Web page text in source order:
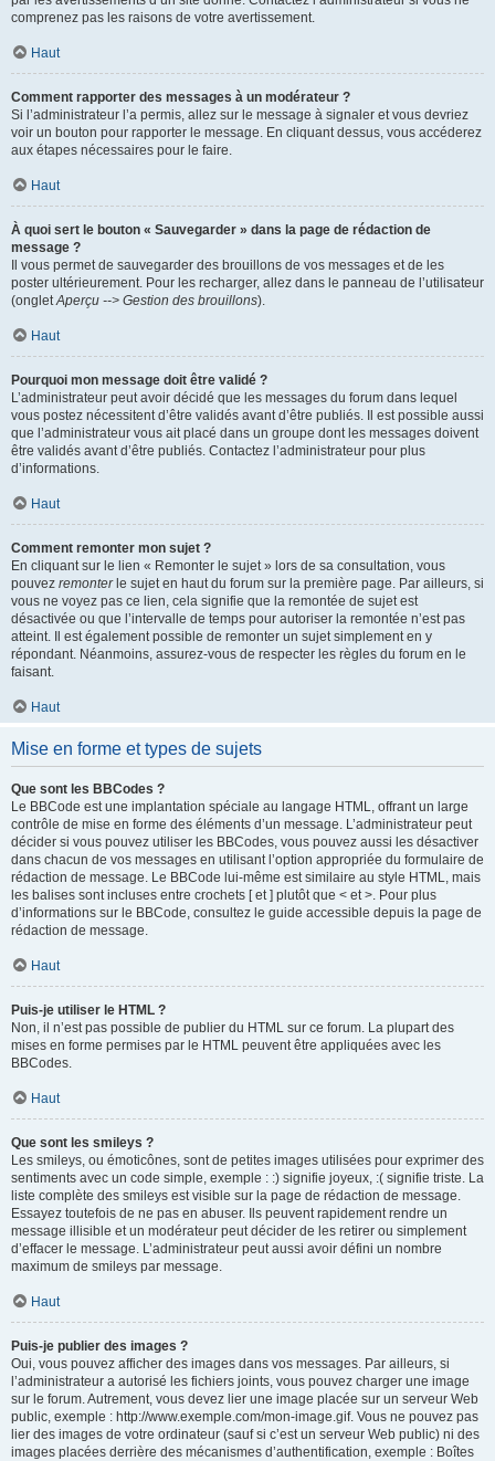
comprenez pas les raisons de votre avertissement.
Haut
Comment rapporter des messages à un modérateur ?
Si l’administrateur l’a permis, allez sur le message à signaler et vous devriez
voir un bouton pour rapporter le message. En cliquant dessus, vous accéderez
aux étapes nécessaires pour le faire.
Haut
À quoi sert le bouton « Sauvegarder » dans la page de rédaction de
message ?
Il vous permet de sauvegarder des brouillons de vos messages et de les
poster ultérieurement. Pour les recharger, allez dans le panneau de l’utilisateur
(ongletAperçu --> Gestion des brouillons).
Haut
Pourquoi mon message doit être validé ?
L’administrateur peut avoir décidé que les messages du forum dans lequel
vous postez nécessitent d’être validés avant d’être publiés. Il est possible aussi
que l’administrateur vous ait placé dans un groupe dont les messages doivent
être validés avant d’être publiés. Contactez l’administrateur pour plus
d’informations.
Haut
Comment remonter mon sujet ?
En cliquant sur le lien « Remonter le sujet » lors de sa consultation, vous
pouvez remonterle sujet en haut du forum sur la première page. Par ailleurs, si
vous ne voyez pas ce lien, cela signifie que la remontée de sujet est
désactivée ou que l’intervalle de temps pour autoriser la remontée n’est pas
atteint. Il est également possible de remonter un sujet simplement en y
répondant. Néanmoins, assurez-vous de respecter les règles du forum en le
faisant.
Haut
Mise en forme et types de sujets
Que sont les BBCodes ?
Le BBCode est une implantation spéciale au langage HTML, offrant un large
contrôle de mise en forme des éléments d’un message. L’administrateur peut
décider si vous pouvez utiliser les BBCodes, vous pouvez aussi les désactiver
dans chacun de vos messages en utilisant l’option appropriée du formulaire de
rédaction de message. Le BBCode lui-même est similaire au style HTML, mais
les balises sont incluses entre crochets [ et ] plutôt que < et >. Pour plus
d’informations sur le BBCode, consultez le guide accessible depuis la page de
rédaction de message.
Haut
Puis-je utiliser le HTML ?
Non, il n’est pas possible de publier du HTML sur ce forum. La plupart des
mises en forme permises par le HTML peuvent être appliquées avec les
BBCodes.
Haut
Que sont les smileys ?
Les smileys, ou émoticônes, sont de petites images utilisées pour exprimer des
sentiments avec un code simple, exemple : :) signifie joyeux, :( signifie triste. La
liste complète des smileys est visible sur la page de rédaction de message.
Essayez toutefois de ne pas en abuser. Ils peuvent rapidement rendre un
message illisible et un modérateur peut décider de les retirer ou simplement
d’effacer le message. L’administrateur peut aussi avoir défini un nombre
maximum de smileys par message.
Haut
Puis-je publier des images ?
Oui, vous pouvez afficher des images dans vos messages. Par ailleurs, si
l’administrateur a autorisé les fichiers joints, vous pouvez charger une image
sur le forum. Autrement, vous devez lier une image placée sur un serveur Web
public, exemple : http://www.exemple.com/mon-image.gif. Vous ne pouvez pas
lier des images de votre ordinateur (sauf si c’est un serveur Web public) ni des
images placées derrière des mécanismes d’authentification, exemple : Boîtes